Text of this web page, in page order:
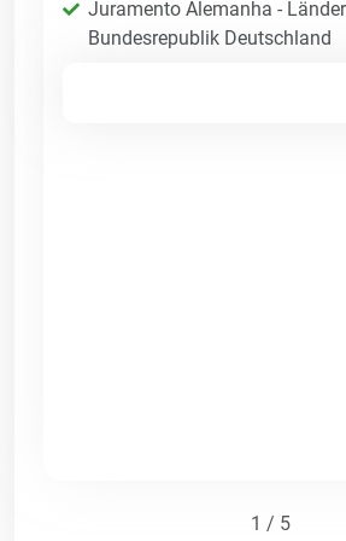
Juramento Alemanha -
Bundesrepublik Deutschland
1 / 5